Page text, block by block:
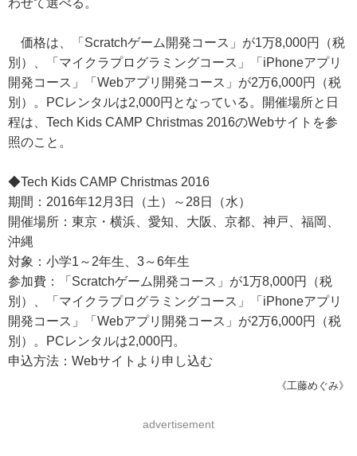
わせて選べる。
価格は、「Scratchゲーム開発コース」が1万8,000円（税
別）、「マイクラプログラミングコース」「iPhoneアプリ
開発コース」「Webアプリ開発コース」が2万6,000円（税
別）。PCレンタルは2,000円となっている。開催場所と日
程は、Tech Kids CAMP Christmas 2016のWebサイトを参
照のこと。
◆Tech Kids CAMP Christmas 2016
期間：2016年12月3日（土）～28日（水）
開催場所：東京・横浜、愛知、大阪、京都、神戸、福岡、
沖縄
対象：小学1～2年生、3～6年生
参加費：「Scratchゲーム開発コース」が1万8,000円（税
別）、「マイクラプログラミングコース」「iPhoneアプリ
開発コース」「Webアプリ開発コース」が2万6,000円（税
別）。PCレンタルは2,000円。
申込方法：Webサイトより申し込む
《工藤めぐみ》
advertisement